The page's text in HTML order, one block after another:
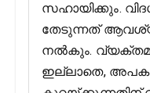
സഹായിക്കും.
തേടുന്നത്
നൽകും.
ഇല്ലാതെ,